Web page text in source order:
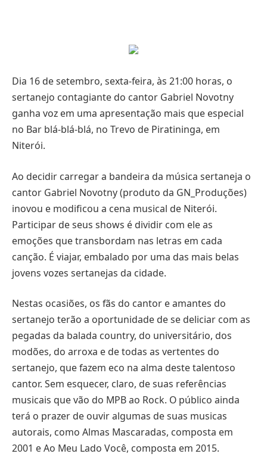
Dia 16 de setembro, sexta-feira, às 21:00 horas, o
sertanejo contagiante do cantor Gabriel Novotny
ganha voz em uma apresentação mais que especial
no Bar blá-blá-blá, no Trevo de Piratininga, em
Niterói.
Ao decidir carregar a bandeira da música sertaneja o
cantor Gabriel Novotny (produto da GN_Produções)
inovou e modificou a cena musical de Niterói.
Participar de seus shows é dividir com ele as
emoções que transbordam nas letras em cada
canção. É viajar, embalado por uma das mais belas
jovens vozes sertanejas da cidade.
Nestas ocasiões, os fãs do cantor e amantes do
sertanejo terão a oportunidade de se deliciar com as
pegadas da balada country, do universitário, dos
modões, do arroxa e de todas as vertentes do
sertanejo, que fazem eco na alma deste talentoso
cantor. Sem esquecer, claro, de suas referências
musicais que vão do MPB ao Rock. O público ainda
terá o prazer de ouvir algumas de suas musicas
autorais, como Almas Mascaradas, composta em
2001 e Ao Meu Lado Você, composta em 2015.